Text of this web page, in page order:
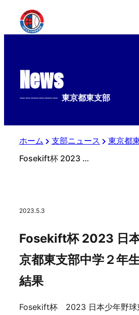
News
-------------- 東京都東支部
ホーム 支部ニュース
東京都
Fosekift杯 2023 日本少年野球東京都東支部中学２年生大会 初日の結果
2023.5.3
Fosekift杯 2023 日
京都東支部中学２年
結果
Fosekift杯 2023 日本少年野球